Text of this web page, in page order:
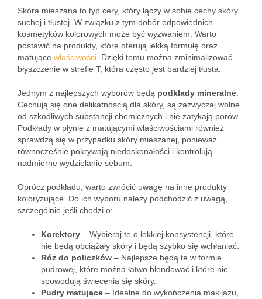
Skóra mieszana to typ cery, który łączy w sobie cechy skóry
suchej i tłustej. W związku z tym dobór odpowiednich
kosmetyków kolorowych może być wyzwaniem. Warto
postawić na produkty, które oferują lekką formułę oraz
matujące właściwości . Dzięki temu można zminimalizować
błyszczenie w strefie T, która często jest bardziej tłusta.
Jednym z najlepszych wyborów będą podkłady mineralne
Cechują się one delikatnością dla skóry, są zazwyczaj wolne
od szkodliwych substancji chemicznych i nie zatykają porów.
Podkłady w płynie z matującymi właściwościami również
sprawdzą się w przypadku skóry mieszanej, ponieważ
równocześnie pokrywają niedoskonałości i kontrolują
nadmierne wydzielanie sebum.
Oprócz podkładu, warto zwrócić uwagę na inne produkty
koloryzujące. Do ich wyboru należy podchodzić z uwagą,
szczególnie jeśli chodzi o:
Korektory – Wybieraj te o lekkiej konsystencji, które
nie będą obciążały skóry i będą szybko się wchłaniać.
Róż do policzków – Najlepsze będą te w formie
pudrowej, które można łatwo blendować i które nie
spowodują świecenia się skóry.
Pudry matujące – Idealne do wykończenia makijażu,